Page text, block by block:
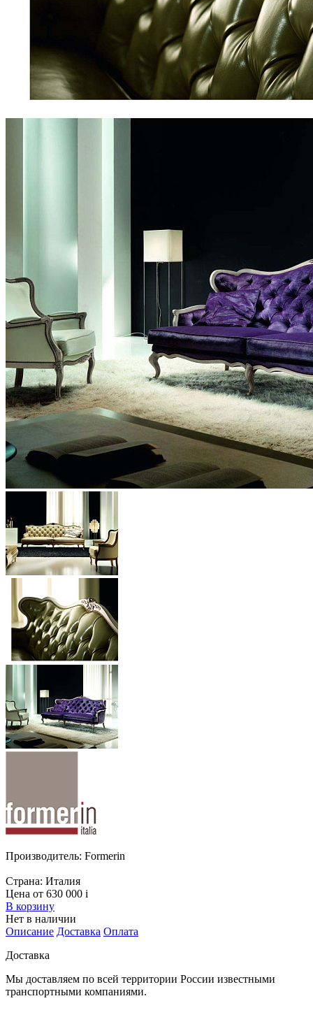
Производитель: Formerin
Страна: Италия
Цена от 630 000 i
В корзину
Нет в наличии
Описание Доставка Оплата
Доставка
Мы доставляем по всей территории России известными
транспортными компаниями.